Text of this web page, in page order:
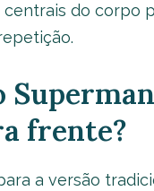
do corpo
frente?
a versão